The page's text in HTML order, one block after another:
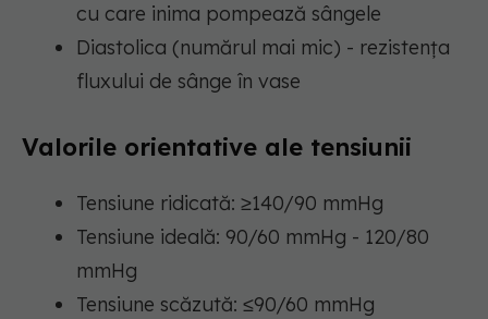
cu care inima pompează sângele
Diastolica (numărul mai mic) - rezistența
fluxului de sânge în vase
Valorile orientative ale tensiunii
Tensiune ridicată: ≥140/90 mmHg
Tensiune ideală: 90/60 mmHg - 120/80
mmHg
Tensiune scăzută: ≤90/60 mmHg